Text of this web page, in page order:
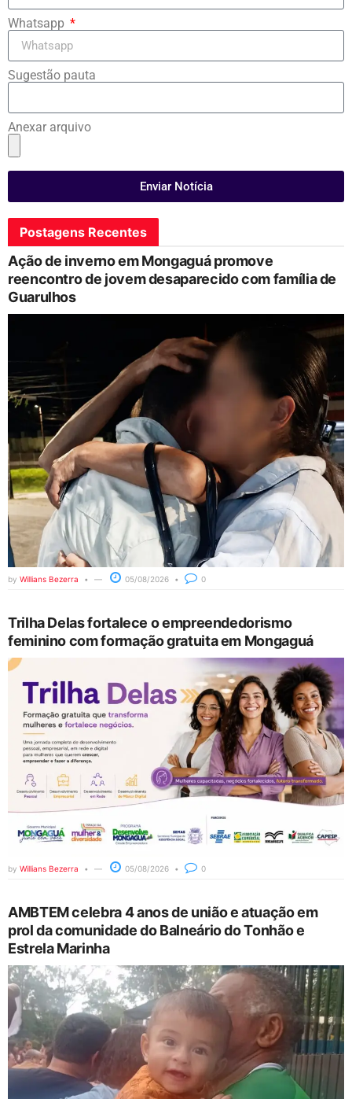
Whatsapp
Sugestão pauta
Anexar arquivo
Enviar Notícia
Postagens Recentes
Ação de inverno em Mongaguá promove
reencontro de jovem desaparecido com família de
Guarulhos
by Willians Bezerra 05/08/2026 0
Trilha Delas fortalece o empreendedorismo
feminino com formação gratuita em Mongaguá
by Willians Bezerra 05/08/2026 0
AMBTEM celebra 4 anos de união e atuação em
prol da comunidade do Balneário do Tonhão e
Estrela Marinha